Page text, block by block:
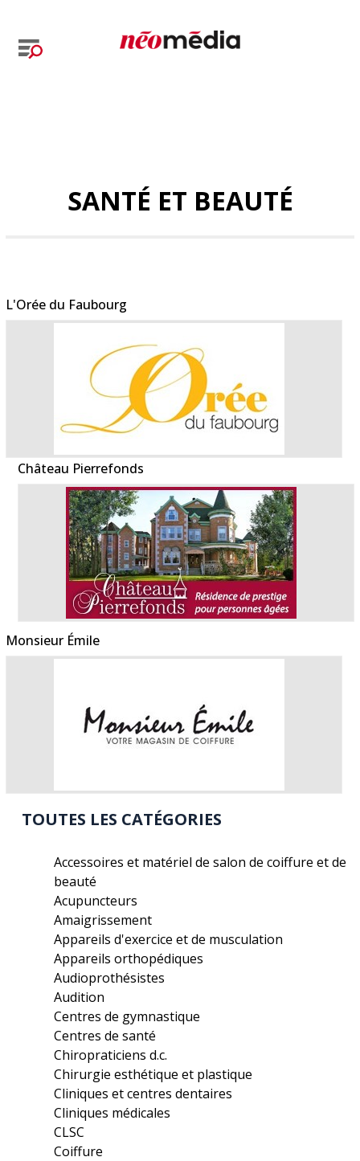
SANTÉ ET BEAUTÉ
L'Orée du Faubourg
Château Pierrefonds
Monsieur Émile
TOUTES LES CATÉGORIES
Accessoires et matériel de salon de coiffure et de
beauté
Acupuncteurs
Amaigrissement
Appareils d'exercice et de musculation
Appareils orthopédiques
Audioprothésistes
Audition
Centres de gymnastique
Centres de santé
Chiropraticiens d.c.
Chirurgie esthétique et plastique
Cliniques et centres dentaires
Cliniques médicales
CLSC
Coiffure